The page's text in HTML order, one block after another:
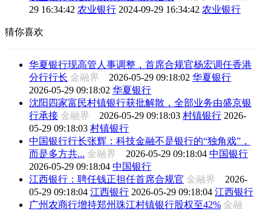
29 16:34:42 农业银行 2024-09-29 16:34:42 农业银行
猜你喜欢
华夏银行现高管人事调整，首席合规官杨宏调任香港
分行行长 金融界 2026-05-29 09:18:02 华夏银行
2026-05-29 09:18:02 华夏银行
沈阳四家富民村镇银行获批解散，全部业务由盛京银
行承接 金融界 2026-05-29 09:18:03 村镇银行 2026-
05-29 09:18:03 村镇银行
中国银行行长张辉：科技金融不是银行的“独角戏”，
而是多方共... 金融界 2026-05-29 09:18:04 中国银行
2026-05-29 09:18:04 中国银行
江西银行：聘任钱正担任首席合规官 金融界 2026-
05-29 09:18:04 江西银行 2026-05-29 09:18:04 江西银行
广州农商行增持郑州珠江村镇银行股权至42% 金融